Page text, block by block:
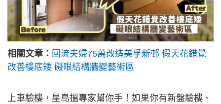
相關文章： 回流夫婦75萬改造美孚新邨 假天花錯覺
改善樓底矮 礙眼結構牆變藝術區
上車驗樓，星島搵專家幫你手！如果你有新盤驗樓、